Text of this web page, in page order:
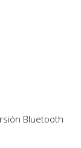
Bluetooth